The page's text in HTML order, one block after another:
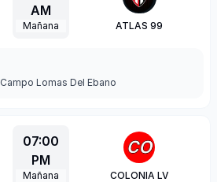
AM
Mañana ATLAS 99
Campo Lomas Del Ebano
07:00
PM
Mañana COLONIA LV